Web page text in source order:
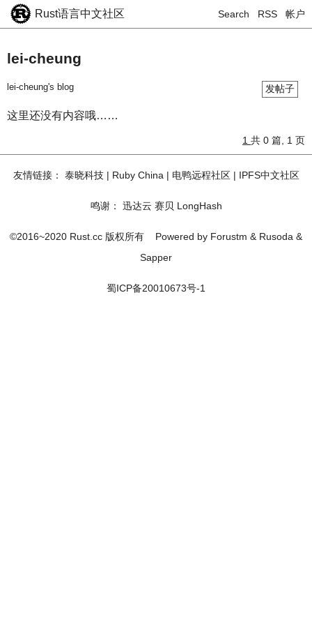
Rust语言中文社区 Search RSS 帐户
lei-cheung
发帖子
lei-cheung's blog
这里还没有内容哦……
1 共 0 篇, 1 页
友情链接： 泰晓科技| Ruby China | 电鸭远程社区| IPFS中文社区
鸣谢： 迅达云 赛贝 LongHash
©2016~2020 Rust.cc 版权所有 Powered by Forustm & Rusoda &
Sapper
蜀ICP备20010673号-1